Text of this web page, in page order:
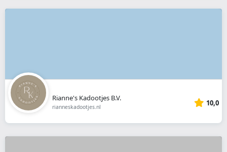
Rianne's Kadootjes B.V.
rianneskadootjes.nl 10,0